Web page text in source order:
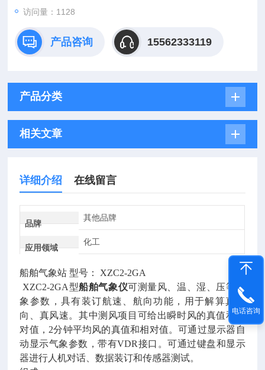
访问量：1128
产品咨询 15562333119
产品分类
相关文章
详细介绍 在线留言
品牌
其他品牌
应用领域
化工
船舶气象站 型号： XZC2-2GA
XZC2-2GA型船舶气象仪可测量风、温、湿、压等气
象参数，具有装订航速、航向功能，用于解算真风
向、真风速。其中测风项目可给出瞬时风的真值和相
对值，2分钟平均风的真值和相对值。可通过显示器自
动显示气象参数，带有VDR接口。可通过键盘和显示
器进行人机对话、数据装订和传感器测试。
电话咨询